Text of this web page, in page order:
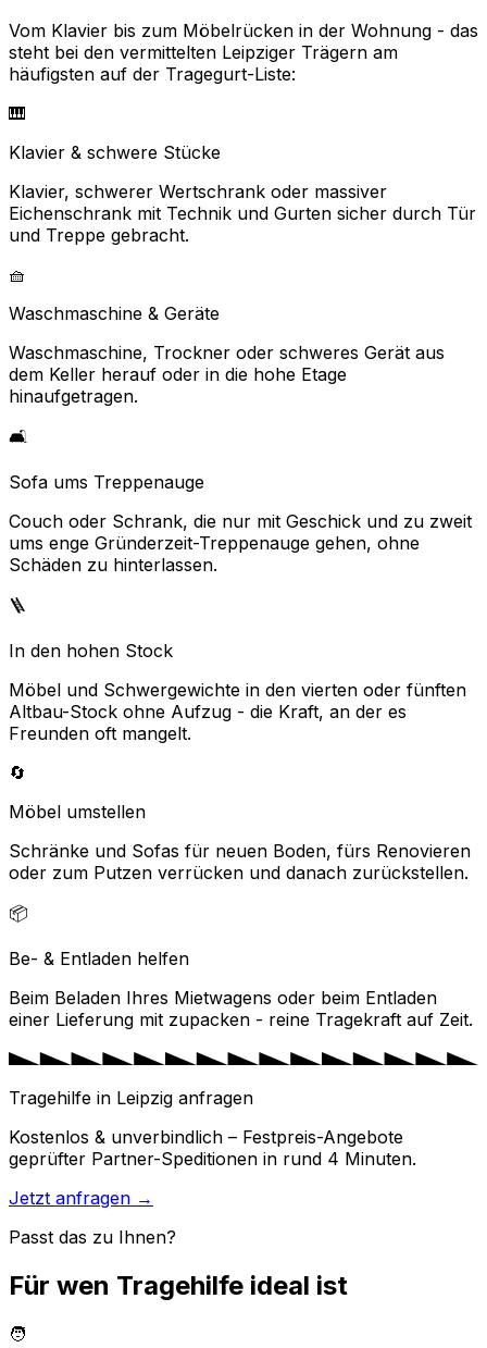
Vom Klavier bis zum Möbelrücken in der Wohnung - das
steht bei den vermittelten Leipziger Trägern am
häufigsten auf der Tragegurt-Liste:
🎹
Klavier & schwere Stücke
Klavier, schwerer Wertschrank oder massiver
Eichenschrank mit Technik und Gurten sicher durch Tür
und Treppe gebracht.
🧺
Waschmaschine & Geräte
Waschmaschine, Trockner oder schweres Gerät aus
dem Keller herauf oder in die hohe Etage
hinaufgetragen.
🛋️
Sofa ums Treppenauge
Couch oder Schrank, die nur mit Geschick und zu zweit
ums enge Gründerzeit-Treppenauge gehen, ohne
Schäden zu hinterlassen.
🪜
In den hohen Stock
Möbel und Schwergewichte in den vierten oder fünften
Altbau-Stock ohne Aufzug - die Kraft, an der es
Freunden oft mangelt.
🔄
Möbel umstellen
Schränke und Sofas für neuen Boden, fürs Renovieren
oder zum Putzen verrücken und danach zurückstellen.
📦
Be- & Entladen helfen
Beim Beladen Ihres Mietwagens oder beim Entladen
einer Lieferung mit zupacken - reine Tragekraft auf Zeit.
Tragehilfe in Leipzig anfragen
Kostenlos & unverbindlich – Festpreis-Angebote
geprüfter Partner-Speditionen in rund 4 Minuten.
Jetzt anfragen →
Passt das zu Ihnen?
Für wen Tragehilfe ideal ist
🧑